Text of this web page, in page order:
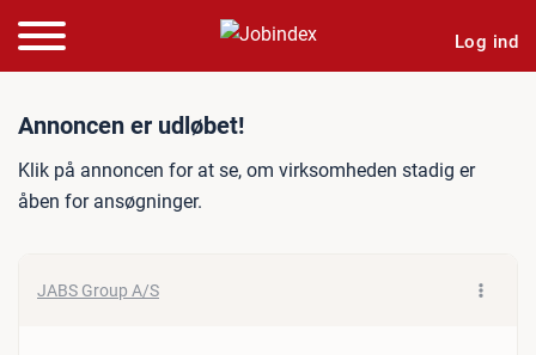
Log ind
Jobannonce: JABS Group
Annoncen er udløbet!
Klik på annoncen for at se, om virksomheden stadig er
åben for ansøgninger.
JABS Group A/S